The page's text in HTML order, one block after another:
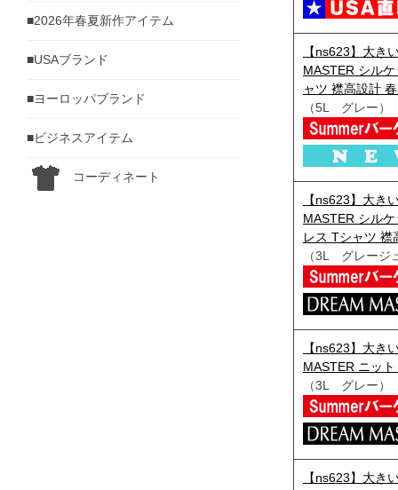
■2026年春夏新作アイテム
■USAブランド
■ヨーロッパブランド
■ビジネスアイテム
コーディネート
【ns623】大き
MASTER シル
ャツ 襟高設計
（5L グレー）
【ns623】大き
MASTER シル
レス Tシャツ
（3L グレージ
【ns623】大き
MASTER ニッ
（3L グレー）
【ns623】大き